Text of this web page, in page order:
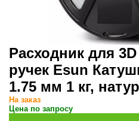
Расходник для
ручек Esun
1.75 мм 1 кг,
На заказ
Цена по запросу